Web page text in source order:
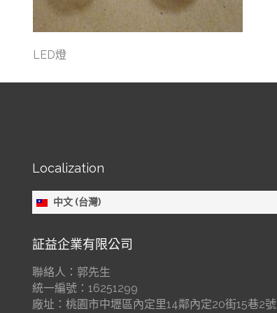
LED燈
Localization
中文 (台灣)
証益企業有限公司
聯絡人：郭先生
統一編號：16251299
廠址：桃園市中壢區內定里14鄰內定20街15巷2號